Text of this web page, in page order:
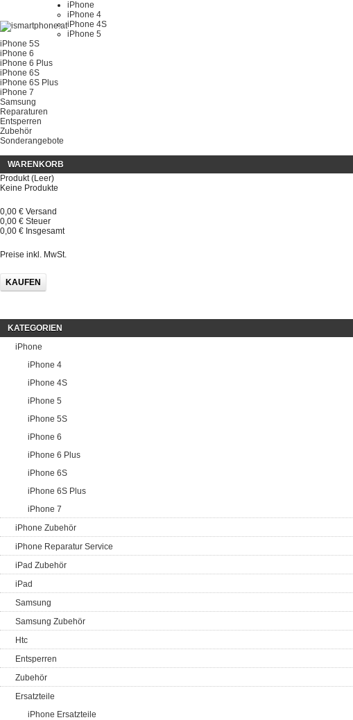
iPhone
iPhone 4
iPhone 4S
iPhone 5
iPhone 5S
iPhone 6
iPhone 6 Plus
iPhone 6S
iPhone 6S Plus
iPhone 7
Samsung
Reparaturen
Entsperren
Zubehör
Sonderangebote
WARENKORB
Produkt (Leer)
Keine Produkte
0,00 € Versand
0,00 € Steuer
0,00 € Insgesamt
Preise inkl. MwSt.
KAUFEN
KATEGORIEN
iPhone
iPhone 4
iPhone 4S
iPhone 5
iPhone 5S
iPhone 6
iPhone 6 Plus
iPhone 6S
iPhone 6S Plus
iPhone 7
iPhone Zubehör
iPhone Reparatur Service
iPad Zubehör
iPad
Samsung
Samsung Zubehör
Htc
Entsperren
Zubehör
Ersatzteile
iPhone Ersatzteile